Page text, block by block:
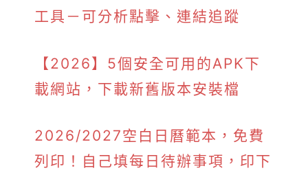
工具－可分析點擊、連結追蹤
【2026】5個安全可用的APK下
載網站，下載新舊版本安裝檔
2026/2027空白日曆範本，免費
列印！自己填每日待辦事項，印下